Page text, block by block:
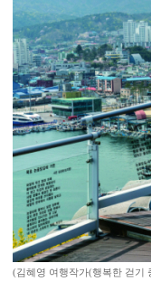
(김혜영 여행작가(행복한 걷기